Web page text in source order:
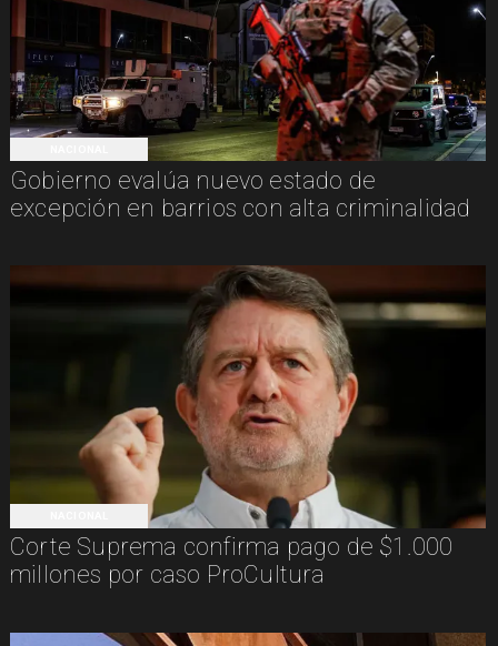
Gobierno evalúa nuevo estado de
excepción en barrios con alta criminalidad
Corte Suprema confirma pago de $1.000
millones por caso ProCultura